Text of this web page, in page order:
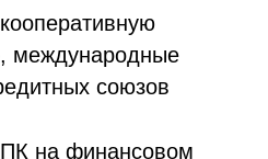
международные
союзов
на финансовом